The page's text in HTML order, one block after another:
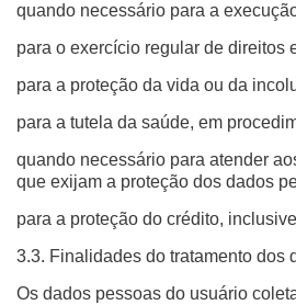
quando necessário para a
para o exercício regular de direitos
para a proteção da vida ou da
para a tutela da saúde, em
quando necessário para atender
que exijam a proteção dos dados
para a proteção do crédito,
3.3. Finalidades do tratamento dos
Os dados pessoas do usuário